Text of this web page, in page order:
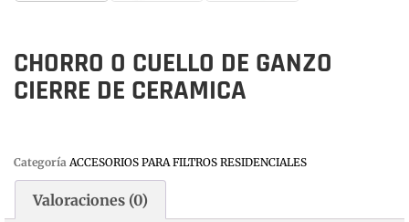
CHORRO O CUELLO DE GANZO
CIERRE DE CERAMICA
Categoría ACCESORIOS PARA FILTROS RESIDENCIALES
Valoraciones (0)